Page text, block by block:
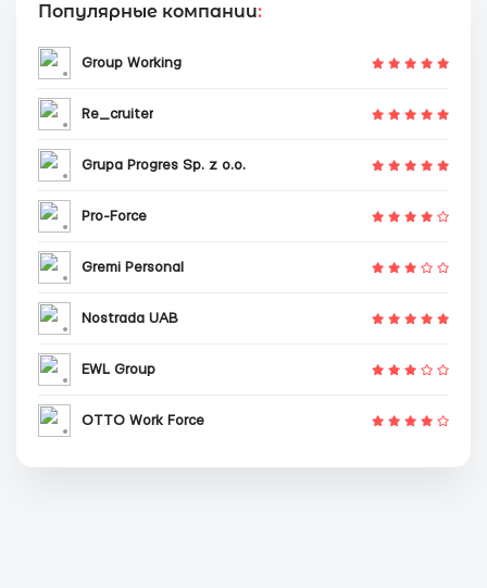
Популярные компании:
Group Working
Re_cruiter
Grupa Progres Sp. z o.o.
Pro-Force
Gremi Personal
Nostrada UAB
EWL Group
OTTO Work Force